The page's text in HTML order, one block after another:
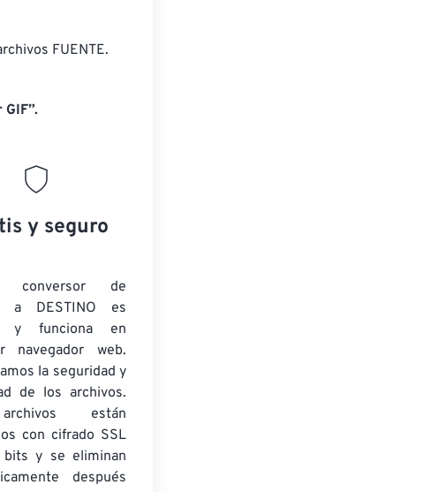
FUENTE.
y seguro
conversor de
a DESTINO es
y funciona en
navegador web.
la seguridad y
de los archivos.
están
con cifrado SSL
y se eliminan
después